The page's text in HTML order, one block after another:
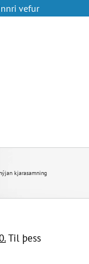
vefur
kjarasamning
Til þess